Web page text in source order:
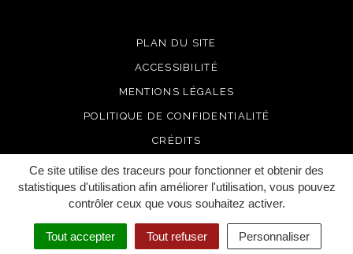
Ce site utilise des traceurs pour fonctionner et obtenir des
statistiques d'utilisation afin améliorer l'utilisation, vous pouvez
contrôler ceux que vous souhaitez activer.
Tout accepter Tout refuser Personnaliser
PLAN DU SITE
ACCESSIBILITÉ
MENTIONS LÉGALES
POLITIQUE DE CONFIDENTIALITÉ
CRÉDITS